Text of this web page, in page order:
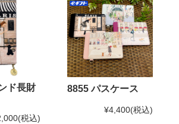
ド長財
(税込)
8855 パスケース
¥4,400(税込)